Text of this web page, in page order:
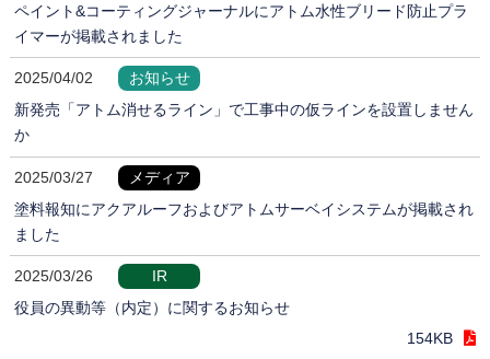
ペイント&コーティングジャーナルにアトム水性ブリード防止プラ
イマーが掲載されました
2025/04/02
お知らせ
新発売「アトム消せるライン」で工事中の仮ラインを設置しません
か
2025/03/27
メディア
塗料報知にアクアルーフおよびアトムサーベイシステムが掲載され
ました
2025/03/26
IR
役員の異動等（内定）に関するお知らせ
154KB